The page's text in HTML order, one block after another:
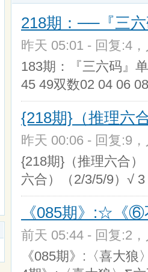
218期：──『三
昨天 05:01 - 回复:4
183期：『三六码』
45 49双数02 04 06
{218期}（推理六
昨天 00:06 - 回复:9
{218期}（推理六合
六合）（2/3/5/9）√
《085期》:☆《
前天 05:44 - 回复:2
《085期》:〈喜大